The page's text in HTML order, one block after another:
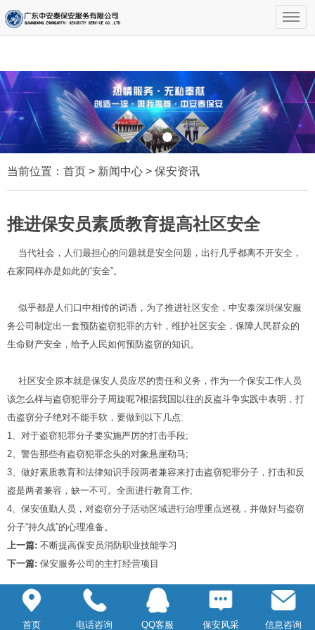
当前位置： 首页 > 新闻中心 > 保安资讯
推进保安员素质教育提高社区安全
当代社会，人们最担心的问题就是安全问题，出行几乎都离不开安全，
在家同样亦是如此的“安全”。
似乎都是人们口中相传的词语，为了推进社区安全，中安泰深圳保安服
务公司制定出一套预防盗窃犯罪的方针，维护社区安全，保障人民群众的
生命财产安全，给予人民如何预防盗窃的知识。
社区安全原本就是保安人员应尽的责任和义务，作为一个保安工作人员
该怎么样与盗窃犯罪分子周旋呢?根据我国以往的反盗斗争实践中表明，打
击盗窃分子绝对不能手软，要做到以下几点:
1、对于盗窃犯罪分子要实施严厉的打击手段;
2、警告那些有盗窃犯罪念头的对象悬崖勒马;
3、做好素质教育和法律知识手段两者兼容来打击盗窃犯罪分子，打击和反
盗是两者兼容，缺一不可。全面进行教育工作;
4、保安值勤人员，对盗窃分子活动区域进行治理重点巡视，并做好与盗窃
分子“持久战”的心理准备。
上一篇: 不断提高保安员消防职业技能学习
下一篇: 保安服务公司的主打经营项目
首页 电话咨询 QQ客服 保安风采 信息咨询